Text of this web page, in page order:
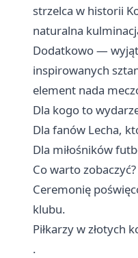
strzelca w historii
naturalna
Dodatkowo —
inspirowanych
element nada
Dla kogo to
Dla fanów Lecha,
Dla miłośników
Co warto zobaczyć?
Ceremonię
klubu.
Piłkarzy w
.